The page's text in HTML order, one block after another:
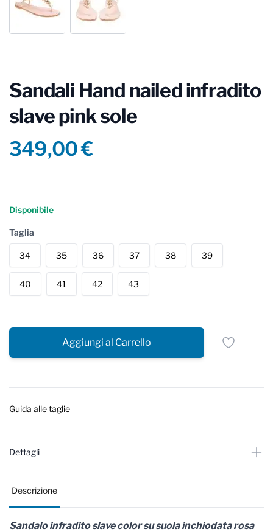
Sandali Hand nailed infradito
slave pink sole
Product information
349,00 €
Disponibile
Taglia
34 35 36 37 38 39
40 41 42 43
Aggiungi al Carrello
Guida alle taglie
Dettagli
Descrizione
Sandalo infradito slave color su suola inchiodata rosa